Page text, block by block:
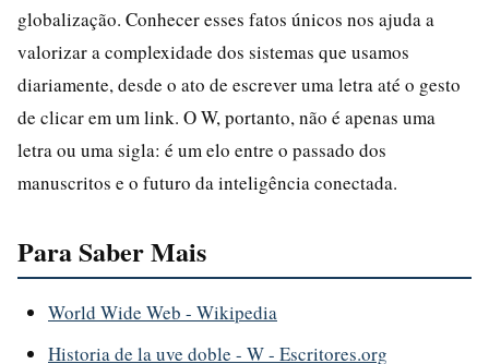
globalização. Conhecer esses fatos únicos nos ajuda a
valorizar a complexidade dos sistemas que usamos
diariamente, desde o ato de escrever uma letra até o gesto
de clicar em um link. O W, portanto, não é apenas uma
letra ou uma sigla: é um elo entre o passado dos
manuscritos e o futuro da inteligência conectada.
Para Saber Mais
World Wide Web - Wikipedia
Historia de la uve doble - W - Escritores.org